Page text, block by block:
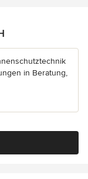
in Beratung,